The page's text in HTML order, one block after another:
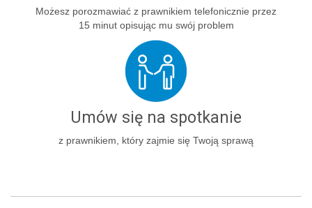
Możesz porozmawiać z prawnikiem telefonicznie przez
15 minut opisując mu swój problem
Umów się na spotkanie
z prawnikiem, który zajmie się Twoją sprawą